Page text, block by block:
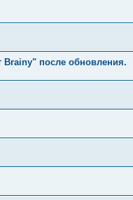
после обновления.